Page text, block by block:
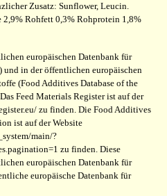
Zusatz: Sunflower, Leucin.
Rohfett 0,3% Rohprotein 1,8%
europäischen Datenbank für
und in der öffentlichen europäischen
(Food Additives Database of the
Feed Materials Register ist auf der
zu finden. Die Food Additives
ist auf der Website
main/?
zu finden. Diese
europäischen Datenbank für
europäische Datenbank für